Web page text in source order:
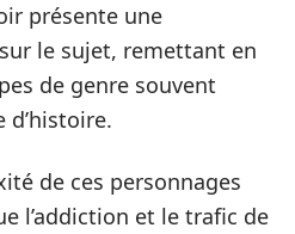
présente une
le sujet, remettant en
de genre souvent
d’histoire.
de ces personnages
l’addiction et le trafic de